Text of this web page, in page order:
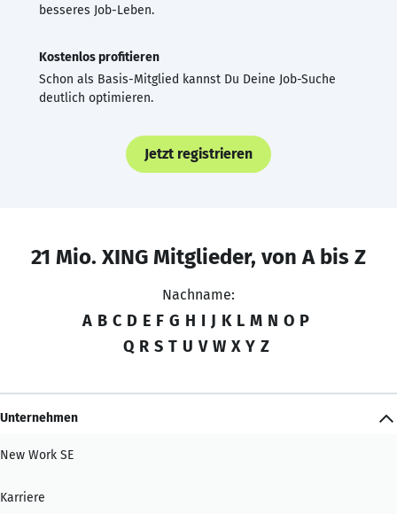
besseres Job-Leben.
Kostenlos profitieren
Schon als Basis-Mitglied kannst Du Deine Job-Suche
deutlich optimieren.
Jetzt registrieren
21 Mio. XING Mitglieder, von A bis Z
Nachname:
A B C D E F G H I J K L M N O P
Q R S T U V W X Y Z
Unternehmen
New Work SE
Karriere